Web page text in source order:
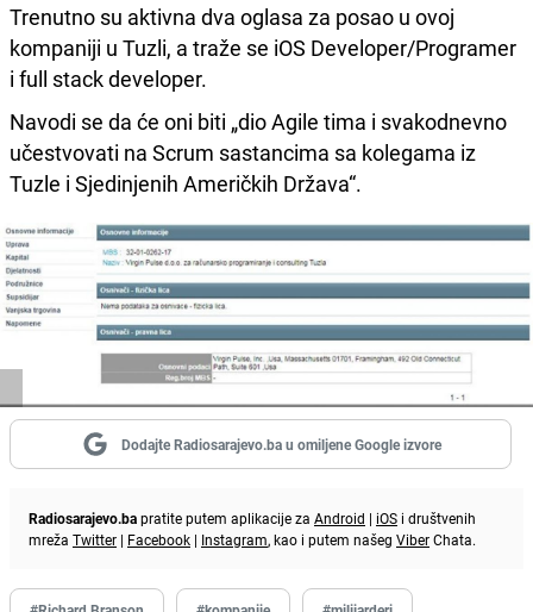
Trenutno su aktivna dva oglasa za posao u ovoj
kompaniji u Tuzli, a traže se iOS Developer/Programer
i full stack developer.
Navodi se da će oni biti „dio Agile tima i svakodnevno
učestvovati na Scrum sastancima sa kolegama iz
Tuzle i Sjedinjenih Američkih Država“.
Dodajte Radiosarajevo.ba u omiljene Google izvore
Radiosarajevo.bapratite putem aplikacije za Android | iOS i društvenih
mreža Twitter | Facebook | Instagram, kao i putem našeg ViberChata.